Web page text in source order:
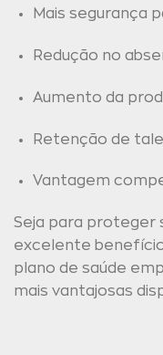
Mais segurança
Redução no
Aumento da
Retenção de
Vantagem
Seja para proteger
excelente benefício
plano de saúde
mais vantajosas